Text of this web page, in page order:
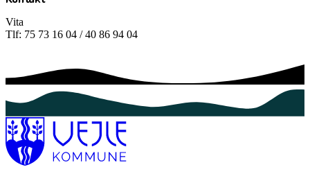
Vita
Tlf: 75 73 16 04 / 40 86 94 04